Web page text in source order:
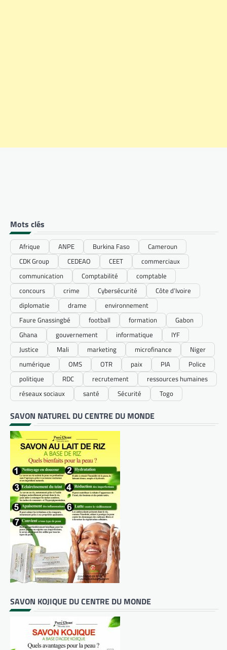
Mots clés
Afrique ANPE Burkina Faso
Cameroun
CDK Group
CEDEAO CEET
commerciaux
communication
Comptabilité
comptable
concours
crime Cybersécurité
Côte d’Ivoire
diplomatie
drame
environnement
Faure Gnassingbé
football formation
Gabon
Ghana
gouvernement informatique
IYF
Justice
Mali marketing microfinance
Niger
numérique
OMS OTR paix PIA
Police
politique
RDC recrutement
ressources humaines
réseaux sociaux
santé Sécurité Togo
SAVON NATUREL DU CENTRE DU MONDE
SAVON KOJIQUE DU CENTRE DU MONDE